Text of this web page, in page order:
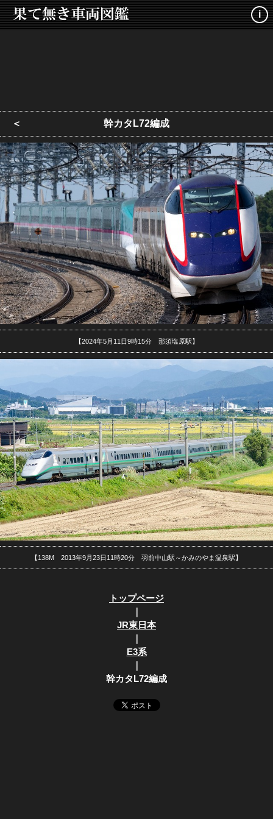
i
＜ 幹カタL72編成
【2024年5月11日9時15分 那須塩原駅】
【138M 2013年9月23日11時20分 羽前中山駅～かみのやま温泉駅】
トップページ
｜
JR東日本
｜
E3系
｜
幹カタL72編成